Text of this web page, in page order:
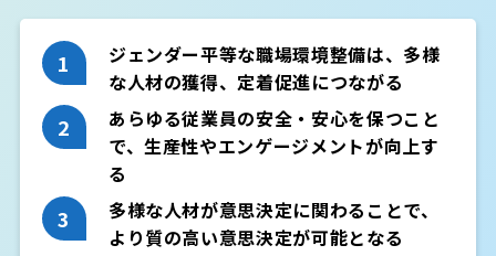
ジェンダー平等な職場環境整備は、多様
な人材の獲得、定着促進につながる
あらゆる従業員の安全・安心を保つこと
で、生産性やエンゲージメントが向上す
る
多様な人材が意思決定に関わることで、
より質の高い意思決定が可能となる